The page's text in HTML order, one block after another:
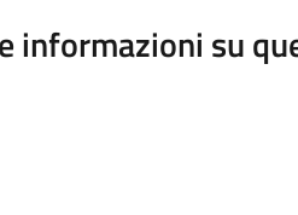
informazioni su